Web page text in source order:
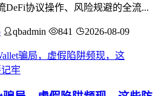
DeFi协议操作、风险规避的全流...
qbadmin 841 2026-08-09